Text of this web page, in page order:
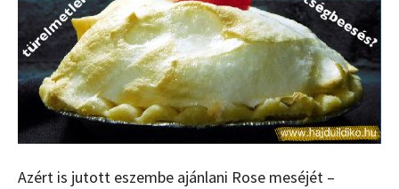
Azért is jutott eszembe ajánlani Rose meséjét –